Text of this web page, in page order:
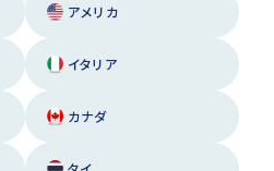
アメリカ
イタリア
カナダ